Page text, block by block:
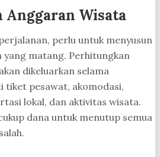
Anggaran Wisata
perlu untuk menyusun
yang matang. Perhitungkan
dikeluarkan selama
tiket pesawat, akomodasi,
lokal, dan aktivitas wisata.
dana untuk menutup semua